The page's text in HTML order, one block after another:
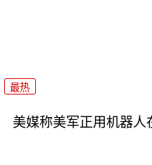
最热
美媒称美军正用机器人